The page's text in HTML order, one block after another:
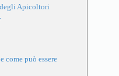
degli Apicoltori
come può essere